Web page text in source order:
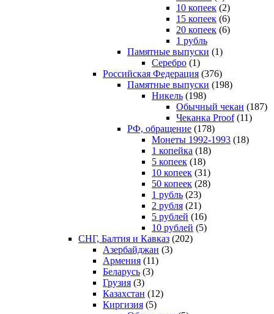
10 копеек (2)
15 копеек (6)
20 копеек (6)
1 рубль
Памятные выпуски (1)
Серебро (1)
Российская Федерация (376)
Памятные выпуски (198)
Никель (198)
Обычный чекан (187)
Чеканка Proof(11)
РФ, обращение (178)
Монеты 1992-1993 (18)
1 копейка (18)
5 копеек (18)
10 копеек (31)
50 копеек (28)
1 рубль (23)
2 рубля (21)
5 рублей (16)
10 рублей (5)
СНГ, Балтия и Кавказ (202)
Азербайджан (3)
Армения (11)
Беларусь (3)
Грузия (3)
Казахстан (12)
Киргизия (5)